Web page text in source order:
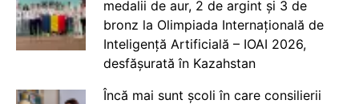
medalii de aur, 2 de argint și 3 de
bronz la Olimpiada Internațională de
Inteligență Artificială – IOAI 2026,
desfășurată în Kazahstan
Încă mai sunt școli în care consilierii